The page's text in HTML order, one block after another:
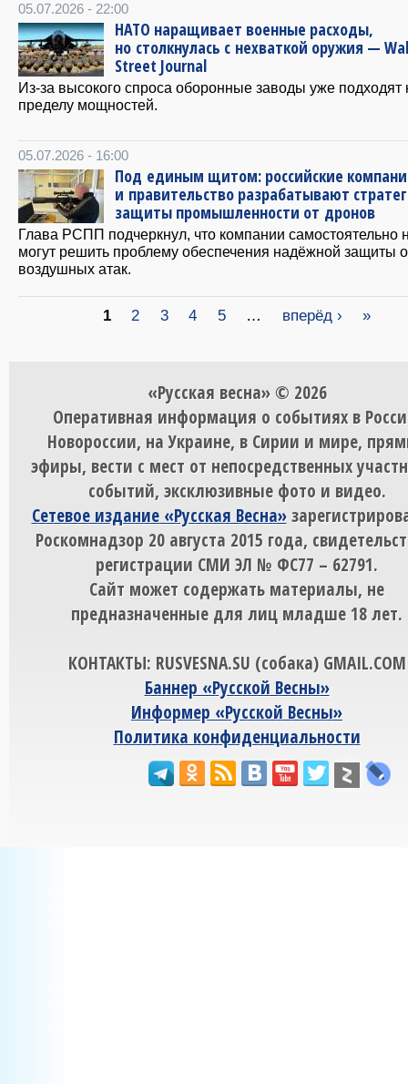
05.07.2026 - 22:00
НАТО наращивает военные расходы,
но столкнулась с нехваткой оружия —
Street Journal
Из-за высокого спроса оборонные заводы уже подходят
пределу мощностей.
05.07.2026 - 16:00
Под единым щитом: российские
и правительство разрабатывают
защиты промышленности от дронов
Глава РСПП подчеркнул, что компании самостоятельно
могут решить проблему обеспечения надёжной защиты
воздушных атак.
1 2 3 4 5 … вперёд › »
«Русская весна» © 2026
Оперативная информация о событиях в
Новороссии, на Украине, в Сирии и мире,
эфиры, вести с мест от непосредственных
событий, эксклюзивные фото и видео.
Сетевое издание «Русская Весна»
Роскомнадзор 20 августа 2015 года,
регистрации СМИ ЭЛ № ФС77 – 62791.
Сайт может содержать материалы, не
предназначенные для лиц младше 18 лет.
КОНТАКТЫ: RUSVESNA.SU (собака) GMAIL.COM
Баннер «Русской Весны»
Информер «Русской Весны»
Политика конфиденциальности